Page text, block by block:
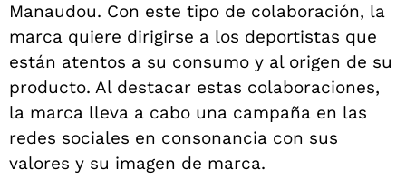
Manaudou. Con este tipo de colaboración, la
marca quiere dirigirse a los deportistas que
están atentos a su consumo y al origen de su
producto. Al destacar estas colaboraciones,
la marca lleva a cabo una campaña en las
redes sociales en consonancia con sus
valores y su imagen de marca.